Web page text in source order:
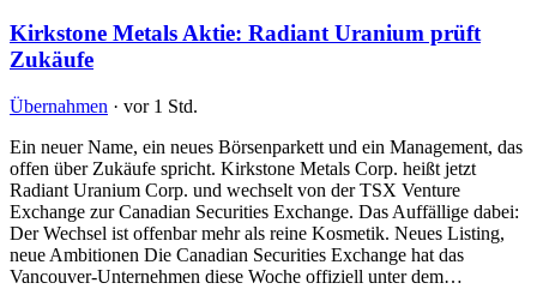
Kirkstone Metals Aktie: Radiant Uranium prüft
Zukäufe
Übernahmen · vor 1 Std.
Ein neuer Name, ein neues Börsenparkett und ein Management, das
offen über Zukäufe spricht. Kirkstone Metals Corp. heißt jetzt
Radiant Uranium Corp. und wechselt von der TSX Venture
Exchange zur Canadian Securities Exchange. Das Auffällige dabei:
Der Wechsel ist offenbar mehr als reine Kosmetik. Neues Listing,
neue Ambitionen Die Canadian Securities Exchange hat das
Vancouver-Unternehmen diese Woche offiziell unter dem…